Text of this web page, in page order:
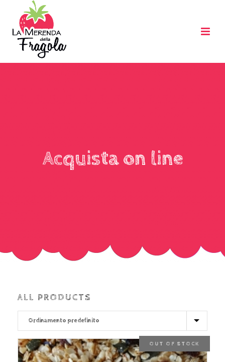
Acquista on line
ALL PRODUCTS
OUT OF STOCK